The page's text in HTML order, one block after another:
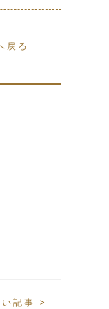
戻る
記事 >